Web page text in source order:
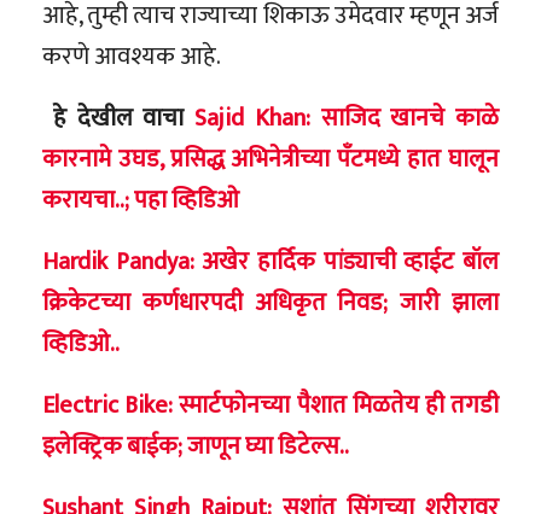
आहे, तुम्ही त्याच राज्याच्या शिकाऊ उमेदवार म्हणून अर्ज
करणे आवश्यक आहे.
हे देखील वाचा Sajid Khan: साजिद खानचे काळे
कारनामे उघड, प्रसिद्ध अभिनेत्रीच्या पँटमध्ये हात घालून
करायचा..; पहा व्हिडिओ
Hardik Pandya: अखेर हार्दिक पांड्याची व्हाईट बॉल
क्रिकेटच्या कर्णधारपदी अधिकृत निवड; जारी झाला
व्हिडिओ..
Electric Bike: स्मार्टफोनच्या पैशात मिळतेय ही तगडी
इलेक्ट्रिक बाईक; जाणून घ्या डिटेल्स..